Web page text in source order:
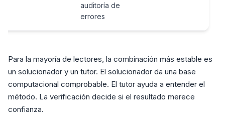
auditoría de
errores
Para la mayoría de lectores, la combinación más estable es
un solucionador y un tutor. El solucionador da una base
computacional comprobable. El tutor ayuda a entender el
método. La verificación decide si el resultado merece
confianza.